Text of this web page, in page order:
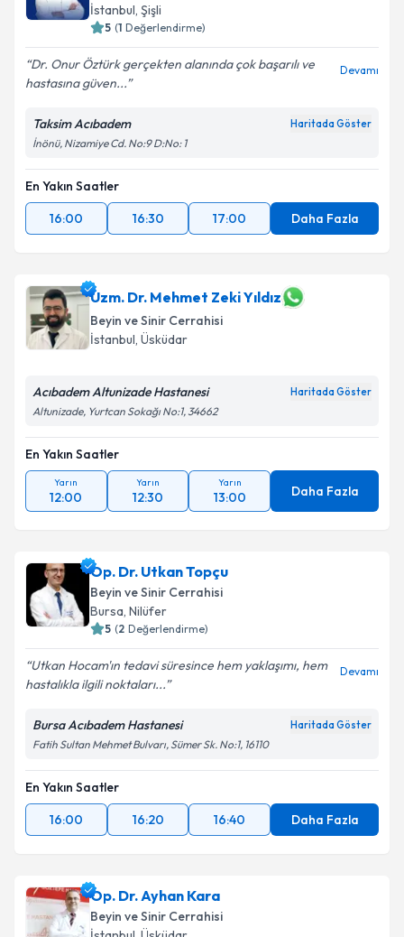
İstanbul, Şişli
5 (1 Değerlendirme)
Dr. Onur Öztürk gerçekten alanında çok başarılı ve
hastasına güven...
Devamı
Taksim Acıbadem Haritada Göster
İnönü, Nizamiye Cd. No:9 D:No: 1
En Yakın Saatler
16:00
16:30 17:00 Daha Fazla
Uzm. Dr. Mehmet Zeki Yıldız
Beyin ve Sinir Cerrahisi
İstanbul, Üsküdar
Acıbadem Altunizade Hastanesi Haritada Göster
Altunizade, Yurtcan Sokağı No:1, 34662
En Yakın Saatler
Yarın
12:00
Yarın
12:30
Yarın
13:00 Daha Fazla
Op. Dr. Utkan Topçu
Beyin ve Sinir Cerrahisi
Bursa, Nilüfer
5 (2 Değerlendirme)
Utkan Hocam'ın tedavi süresince hem yaklaşımı, hem
hastalıkla ilgili noktaları...
Devamı
Bursa Acıbadem Hastanesi Haritada Göster
Fatih Sultan Mehmet Bulvarı, Sümer Sk. No:1, 16110
En Yakın Saatler
16:00
16:20 16:40 Daha Fazla
Op. Dr. Ayhan Kara
Beyin ve Sinir Cerrahisi